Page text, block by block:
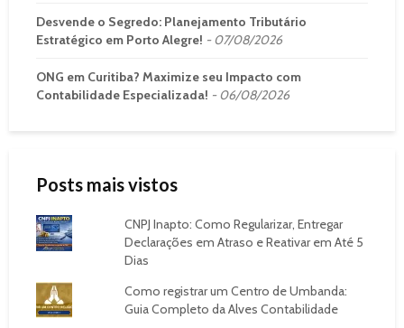
Desvende o Segredo: Planejamento Tributário
Estratégico em Porto Alegre!
07/08/2026
ONG em Curitiba? Maximize seu Impacto com
Contabilidade Especializada!
06/08/2026
Posts mais vistos
CNPJ Inapto: Como Regularizar, Entregar
Declarações em Atraso e Reativar em Até 5
Dias
Como registrar um Centro de Umbanda:
Guia Completo da Alves Contabilidade